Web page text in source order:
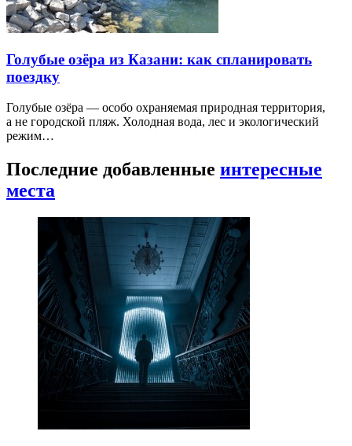
Голубые озёра из Казани: как спланировать
поездку
Голубые озёра — особо охраняемая природная территория,
а не городской пляж. Холодная вода, лес и экологический
режим…
Последние добавленные интересные
места